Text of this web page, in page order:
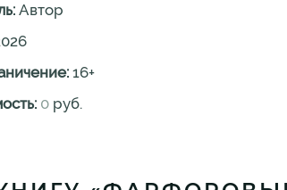
Автор
16+
0 руб.